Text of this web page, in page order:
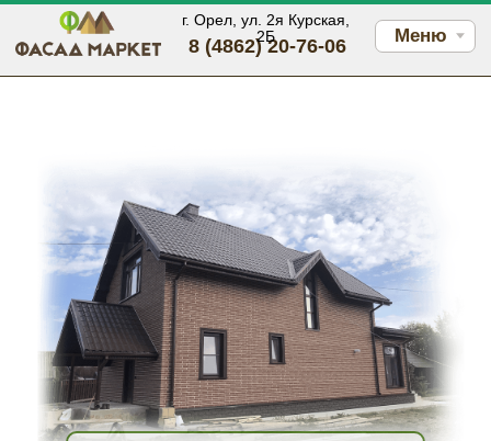
Меню
8 (4862) 20-76-06
г. Орел, ул. 2я Курская,
2Б